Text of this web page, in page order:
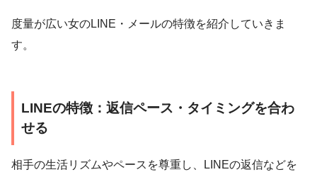
度量が広い女のLINE・メールの特徴を紹介していきま
す。
LINEの特徴：返信ペース・タイミングを合わ
せる
相手の生活リズムやペースを尊重し、LINEの返信などを